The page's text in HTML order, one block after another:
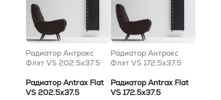
Радиатор Антракс
Флэт VS 202.5x37.5
Радиатор Antrax Flat
VS 202.5x37.5
Радиатор Антракс
Флэт VS 172.5x37.5
Радиатор Antrax Flat
VS 172.5x37.5